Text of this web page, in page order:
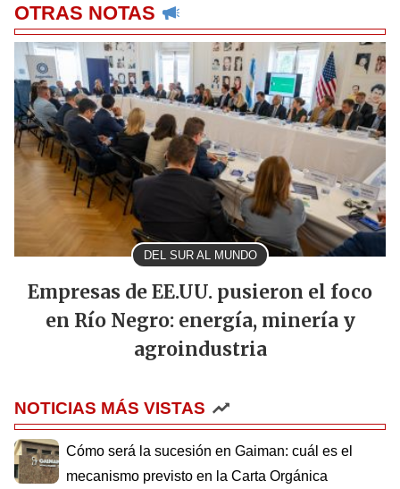
OTRAS NOTAS
DEL SUR AL MUNDO
Empresas de EE.UU. pusieron el foco
en Río Negro: energía, minería y
agroindustria
NOTICIAS MÁS VISTAS
Cómo será la sucesión en Gaiman: cuál es el
mecanismo previsto en la Carta Orgánica